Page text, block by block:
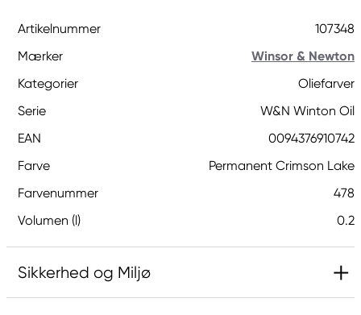
Artikelnummer
107348
Mærker
Winsor & Newton
Kategorier
Oliefarver
Serie
W&N Winton Oil
EAN
0094376910742
Farve
Permanent Crimson Lake
Farvenummer
478
Volumen (l)
0.2
Sikkerhed og Miljø